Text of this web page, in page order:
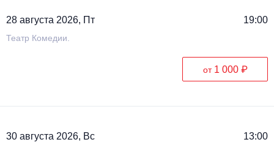
28 августа 2026, Пт 19:00
Театр Комедии.
от 1 000 ₽
30 августа 2026, Вс 13:00